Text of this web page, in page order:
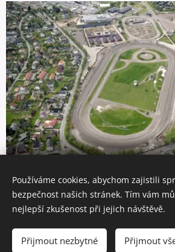
© 2021 Automotoklub Mariánské Lázně
služby
Cookies
Používáme cookies, abychom zajistili
bezpečnost našich stránek. Tím vám
nejlepší zkušenost při jejich návštěvě.
Přijmout nezbytné Přijmout